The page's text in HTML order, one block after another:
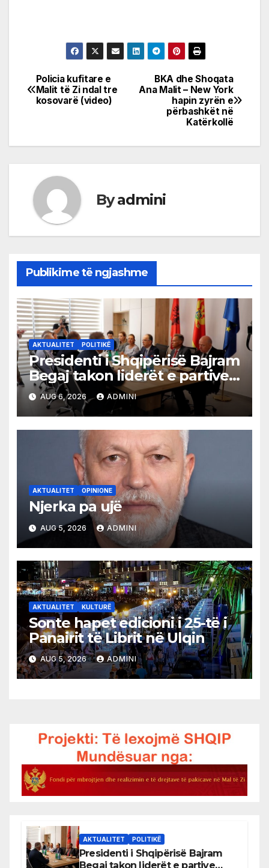
Post
navigation
BKA dhe Shoqata
Ana Malit – New York
hapin zyrën e
përbashkët në
Katërkollë
Policia kufitare e
Malit të Zi ndal tre
kosovarë (video)
Byadmini
Publikime të ngjashme
AKTUALITET POLITIKË
Presidenti i Shqipërisë Bajram
Begaj takon liderët e partive
shqiptare në Ulqin
AUG 6, 2026 ADMINI
AKTUALITET OPINIONE
Njerka pa ujë
AUG 5, 2026 ADMINI
AKTUALITET KULTURË
Sonte hapet edicioni i 25-të i
Panairit të Librit në Ulqin
AUG 5, 2026 ADMINI
AKTUALITET POLITIKË
Presidenti i Shqipërisë Bajram
Begaj takon liderët e partive